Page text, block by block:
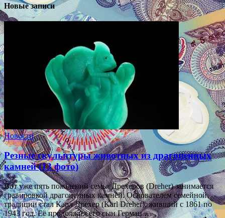
Новые записи
Новости
Резные скульптуры животных из драгоценных
камней (13 фото)
Вот уже пять поколений семья Дрехеров (Dreher) занимается
гравировкой драгоценных камней. Основателем семейной
традиции стал Карл Дрехер (Karl Dreher), живший с 1861 по
1943 год. Её продолжил его сын Герман …